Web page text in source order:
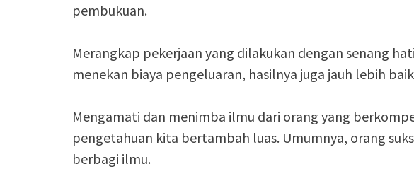
pembukuan.
Merangkap pekerjaan yang dilakukan dengan senang
menekan biaya pengeluaran, hasilnya juga jauh lebih
Mengamati dan menimba ilmu dari orang yang
pengetahuan kita bertambah luas. Umumnya, orang
berbagi ilmu.